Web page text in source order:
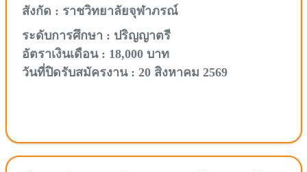
สังกัด : ราชวิทยาลัยจุฬาภรณ์
ระดับการศึกษา : ปริญญาตรี
อัตราเงินเดือน : 18,000 บาท
วันที่ปิดรับสมัครงาน : 20 สิงหาคม 2569